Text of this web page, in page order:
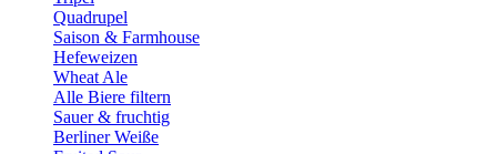
Quadrupel
Saison & Farmhouse
Hefeweizen
Wheat Ale
Alle Biere filtern
Sauer & fruchtig
Berliner Weiße